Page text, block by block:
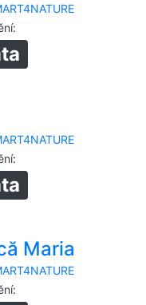
:
:
Maria
: